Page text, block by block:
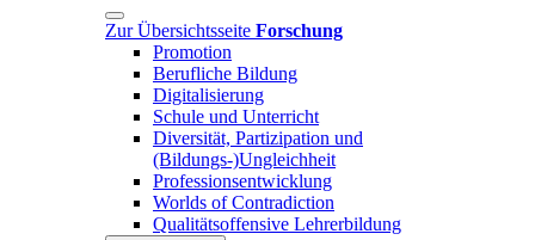
Zur Übersichtsseite Forschung
Promotion
Berufliche Bildung
Digitalisierung
Schule und Unterricht
Diversität, Partizipation und
(Bildungs-)Ungleichheit
Professionsentwicklung
Worlds of Contradiction
Qualitätsoffensive Lehrerbildung